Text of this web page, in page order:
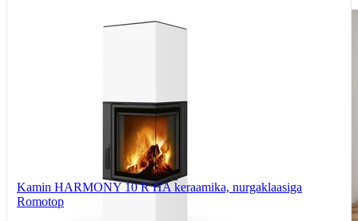
Kamin HARMONY 10 R HA keraamika, nurgaklaasiga
Romotop